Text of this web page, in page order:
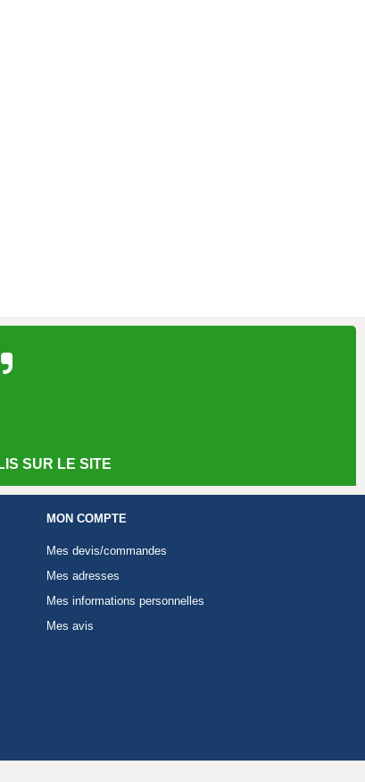
SUR LE SITE
MON COMPTE
Mes devis/commandes
Mes adresses
Mes informations personnelles
Mes avis